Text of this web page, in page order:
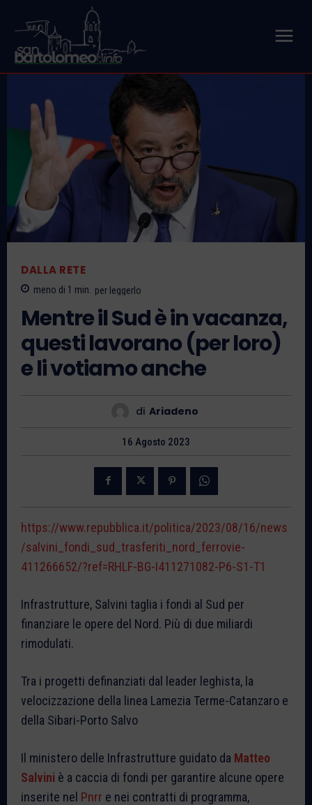
DALLA RETE
meno di 1 min. per leggerlo
Mentre il Sud è in vacanza,
questi lavorano (per loro)
e li votiamo anche
di Ariadeno
16 Agosto 2023
https://www.repubblica.it/politica/2023/08/16/news
/salvini_fondi_sud_trasferiti_nord_ferrovie-
411266652/?ref=RHLF-BG-I411271082-P6-S1-T1
Infrastrutture, Salvini taglia i fondi al Sud per
finanziare le opere del Nord. Più di due miliardi
rimodulati.
Tra i progetti definanziati dal leader leghista, la
velocizzazione della linea Lamezia Terme-Catanzaro e
della Sibari-Porto Salvo
Il ministero delle Infrastrutture guidato da Matteo
Salvini è a caccia di fondi per garantire alcune opere
inserite nel Pnrr e nei contratti di programma,